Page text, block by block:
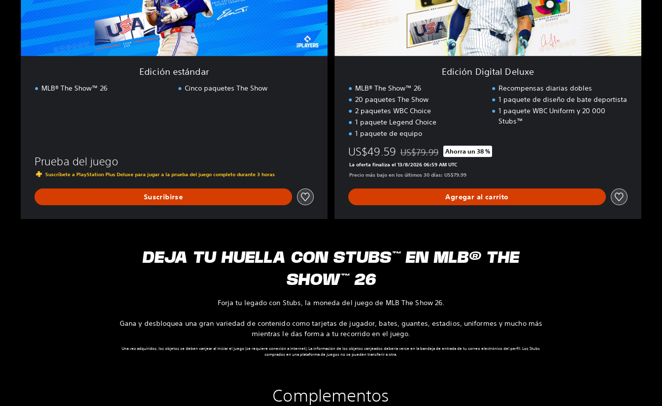
d
a
Edición estándar
MLB® The Show™ 26 Cinco paquetes The Show
Prueba del juego
Suscríbete a PlayStation Plus Deluxe para jugar a la prueba del juego completo durante 3 horas
Suscribirse
t
a
l
D
e
l
Edición Digital Deluxe
MLB® The Show™ 26
20 paquetes The Show
2 paquetes WBC Choice
1 paquete Legend Choice
1 paquete de equipo
Recompensas diarias dobles
1 paquete de diseño de bate deportista
1 paquete WBC Uniform y 20 000
Stubs™
US$49.59 Rebajado del precio original de US$79.99
US$79.99 Ahorra un 38 %
La oferta finaliza el 13/8/2026 06:59 AM UTC
Precio más bajo en los últimos 30 días: US$79.99
Agregar al carrito
DEJA TU HUELLA CON STUBS™ EN MLB® THE
SHOW™ 26
Forja tu legado con Stubs, la moneda del juego de MLB The Show 26.
Gana y desbloquea una gran variedad de contenido como tarjetas de jugador, bates, guantes, estadios, uniformes y mucho más
mientras le das forma a tu recorrido en el juego.
Una vez adquiridos, los objetos se deben canjear al iniciar el juego (se requiere conexión a internet). La información de los objetos canjeados debería verse en la bandeja de entrada de tu correo electrónico del perfil. Los Stubs
comprados en una plataforma de juegos no se pueden transferir a otra.
Complementos